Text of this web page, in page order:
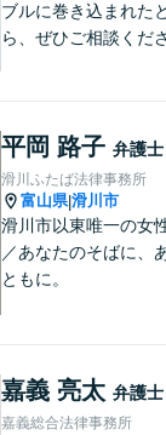
ブルに巻き込まれた
ら、ぜひご相談くだ
を解決するため、迅
寧にサポートいたし
【夜間対応可能】
平岡 路子 弁護士
滑川ふたば法律事務所
富山県|滑川市
滑川市以東唯一の女
／あなたのそばに、
ともに。
嘉義 亮太 弁護士
嘉義総合法律事務所